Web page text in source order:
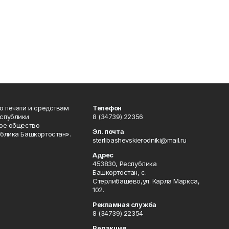
печати и средствам
общество
Башкортостан».
Телефон
8 (34739) 22356
Эл. почта
sterlibashevskierodniki@mail.ru
Адрес
453830, Республика
Башкортостан, c.
Стерлибашево,ул. Карла Маркса,
102.
Рекламная служба
8 (34739) 22354